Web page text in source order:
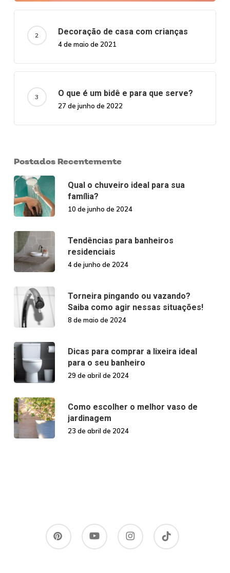
Decoração de casa com crianças
4 de maio de 2021
O que é um bidê e para que serve?
27 de junho de 2022
Postados Recentemente
Qual o chuveiro ideal para sua
família?
10 de junho de 2024
Tendências para banheiros
residenciais
4 de junho de 2024
Torneira pingando ou vazando?
Saiba como agir nessas situações!
8 de maio de 2024
Dicas para comprar a lixeira ideal
para o seu banheiro
29 de abril de 2024
Como escolher o melhor vaso de
jardinagem
23 de abril de 2024
pinterest youtube instagram tiktok